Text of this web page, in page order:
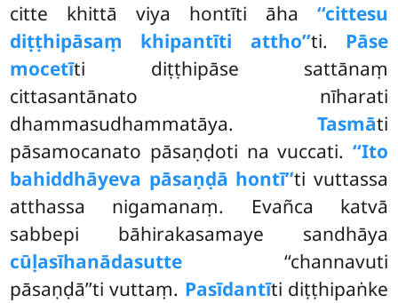
citte khittā viya hontīti āha ‘‘cittesu
diṭṭhipāsaṃ khipantīti attho’’ti. Pāse
mocetīti diṭṭhipāse sattānaṃ
cittasantānato nīharati
dhammasudhammatāya. Tasmāti
pāsamocanato pāsaṇḍoti na vuccati. ‘‘Ito
bahiddhāyeva pāsaṇḍā hontī’’ti vuttassa
atthassa nigamanaṃ. Evañca katvā
sabbepi bāhirakasamaye sandhāya
cūḷasīhanādasutte ‘‘channavuti
pāsaṇḍā’’ti vuttaṃ. Pasīdantīti diṭṭhipaṅke